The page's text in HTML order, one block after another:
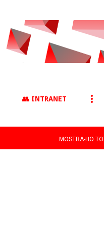
👥 INTRANET
MOSTRA-HO